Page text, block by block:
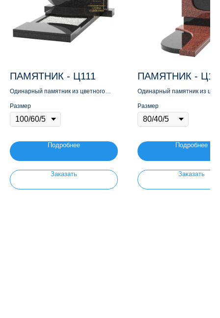
ПАМЯТНИК - Ц111
Одинарный памятник из цветного
Размер
Подробнее
Заказать
ПАМЯТНИК -
Одинарный памятник из
Размер
Подробнее
Заказать